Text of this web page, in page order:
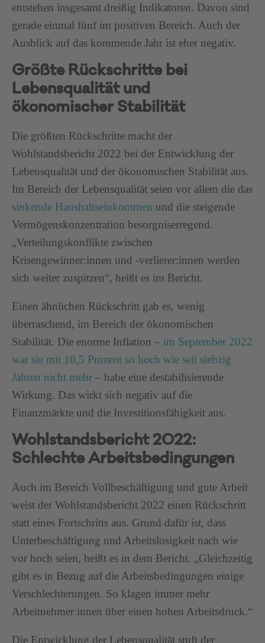
entstehen insgesamt dreißig Indikatoren. Davon sind
gerade einmal fünf im positiven Bereich. Auch der
Ausblick auf das kommende Jahr ist eher negativ.
Größte Rückschritte bei
Lebensqualität und
ökonomischer Stabilität
Die größten Rückschritte macht der
Wohlstandsbericht 2022 bei der Entwicklung der
Lebensqualität und der ökonomischen Stabilität aus.
Im Bereich der Lebensqualität seien vor allem die das
sinkende Haushaltseinkommen und die steigende
Vermögenskonzentration besorgniserregend.
„Verteilungskonflikte zwischen
Krisengewinner:innen und -verlierer:innen werden
sich weiter zuspitzen“, heißt es im Bericht.
Einen ähnlichen Rückschritt gab es, wenig
überraschend, im Bereich der ökonomischen
Stabilität. Die enorme Inflation – im September 2022
war sie mit 10,5 Prozent so hoch wie seit siebzig
Jahren nicht mehr – habe eine destabilisierende
Wirkung. Das wirkt sich negativ auf die
Finanzmärkte und die Investitionsfähigkeit aus.
Wohlstandsbericht 2022:
Schlechte Arbeitsbedingungen
Auch im Bereich Vollbeschäftigung und gute Arbeit
weist der Wohlstandsbericht 2022 einen Rückschritt
statt eines Fortschritts aus. Grund dafür ist, dass
Unterbeschäftigung und Arbeitslosigkeit nach wie
vor hoch seien, heißt es in dem Bericht. „Gleichzeitig
gibt es in Bezug auf die Arbeitsbedingungen einige
Verschlechterungen. So klagen immer mehr
Arbeitnehmer:innen über einen hohen Arbeitsdruck.“
Die Entwicklung der Lebensqualität stuft der